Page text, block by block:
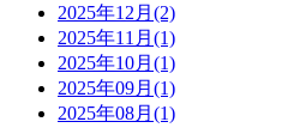
2025年12月(2)
2025年11月(1)
2025年10月(1)
2025年09月(1)
2025年08月(1)